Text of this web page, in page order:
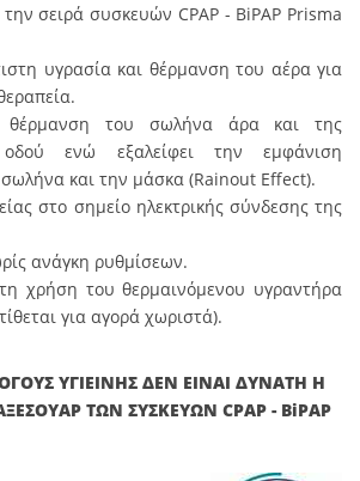
σειρά συσκευών CPAP - BiPAP Prisma
υγρασία και θέρμανση του αέρα για
θέρμανση του σωλήνα άρα και της
οδού ενώ εξαλείφει την εμφάνιση
και την μάσκα (Rainout Effect).
στο σημείο ηλεκτρικής σύνδεσης της
ανάγκη ρυθμίσεων.
χρήση του θερμαινόμενου υγραντήρα
για αγορά χωριστά).
ΥΓΙΕΙΝΗΣ ΔΕΝ ΕΙΝΑΙ ΔΥΝΑΤΗ Η
ΤΩΝ ΣΥΣΚΕΥΩΝ CPAP - BiPAP